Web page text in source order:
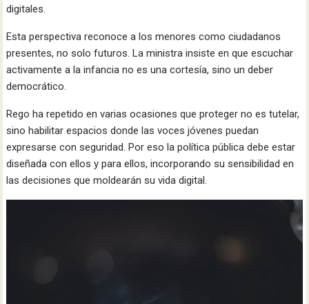
digitales.
Esta perspectiva reconoce a los menores como ciudadanos
presentes, no solo futuros. La ministra insiste en que escuchar
activamente a la infancia no es una cortesía, sino un deber
democrático.
Rego ha repetido en varias ocasiones que proteger no es tutelar,
sino habilitar espacios donde las voces jóvenes puedan
expresarse con seguridad. Por eso la política pública debe estar
diseñada con ellos y para ellos, incorporando su sensibilidad en
las decisiones que moldearán su vida digital.